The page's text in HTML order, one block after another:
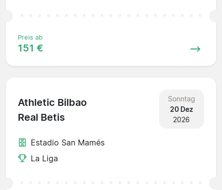
Preis ab
151 €
Athletic Bilbao
Real Betis
Sonntag
20 Dez
2026
Estadio San Mamés
La Liga